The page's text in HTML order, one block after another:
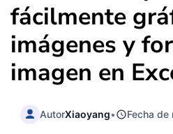
fácilmente
imágenes y
imagen en
AutorXiaoyang• Fecha de